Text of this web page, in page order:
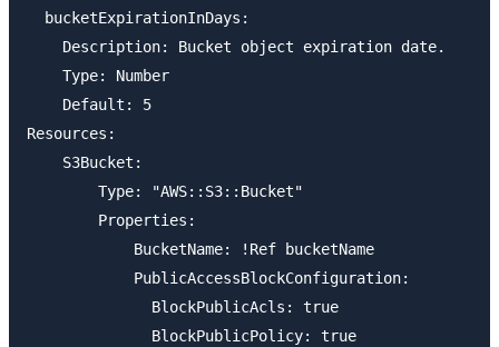
  bucketExpirationInDays:
    Description: Bucket object expiration date.
    Type: Number
    Default: 5
Resources:
    S3Bucket:
        Type: "AWS::S3::Bucket"
        Properties:
            BucketName: !Ref bucketName
            PublicAccessBlockConfiguration:
              BlockPublicAcls: true
              BlockPublicPolicy: true